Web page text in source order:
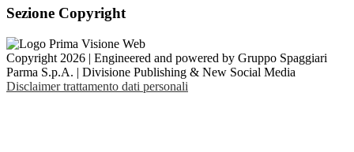
Sezione Copyright
Copyright 2026 | Engineered and powered by Gruppo Spaggiari
Parma S.p.A. | Divisione Publishing & New Social Media
Disclaimer trattamento dati personali